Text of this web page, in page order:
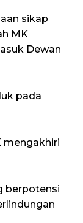
sikap
MK
Dewan
pada
mengakhiri
berpotensi